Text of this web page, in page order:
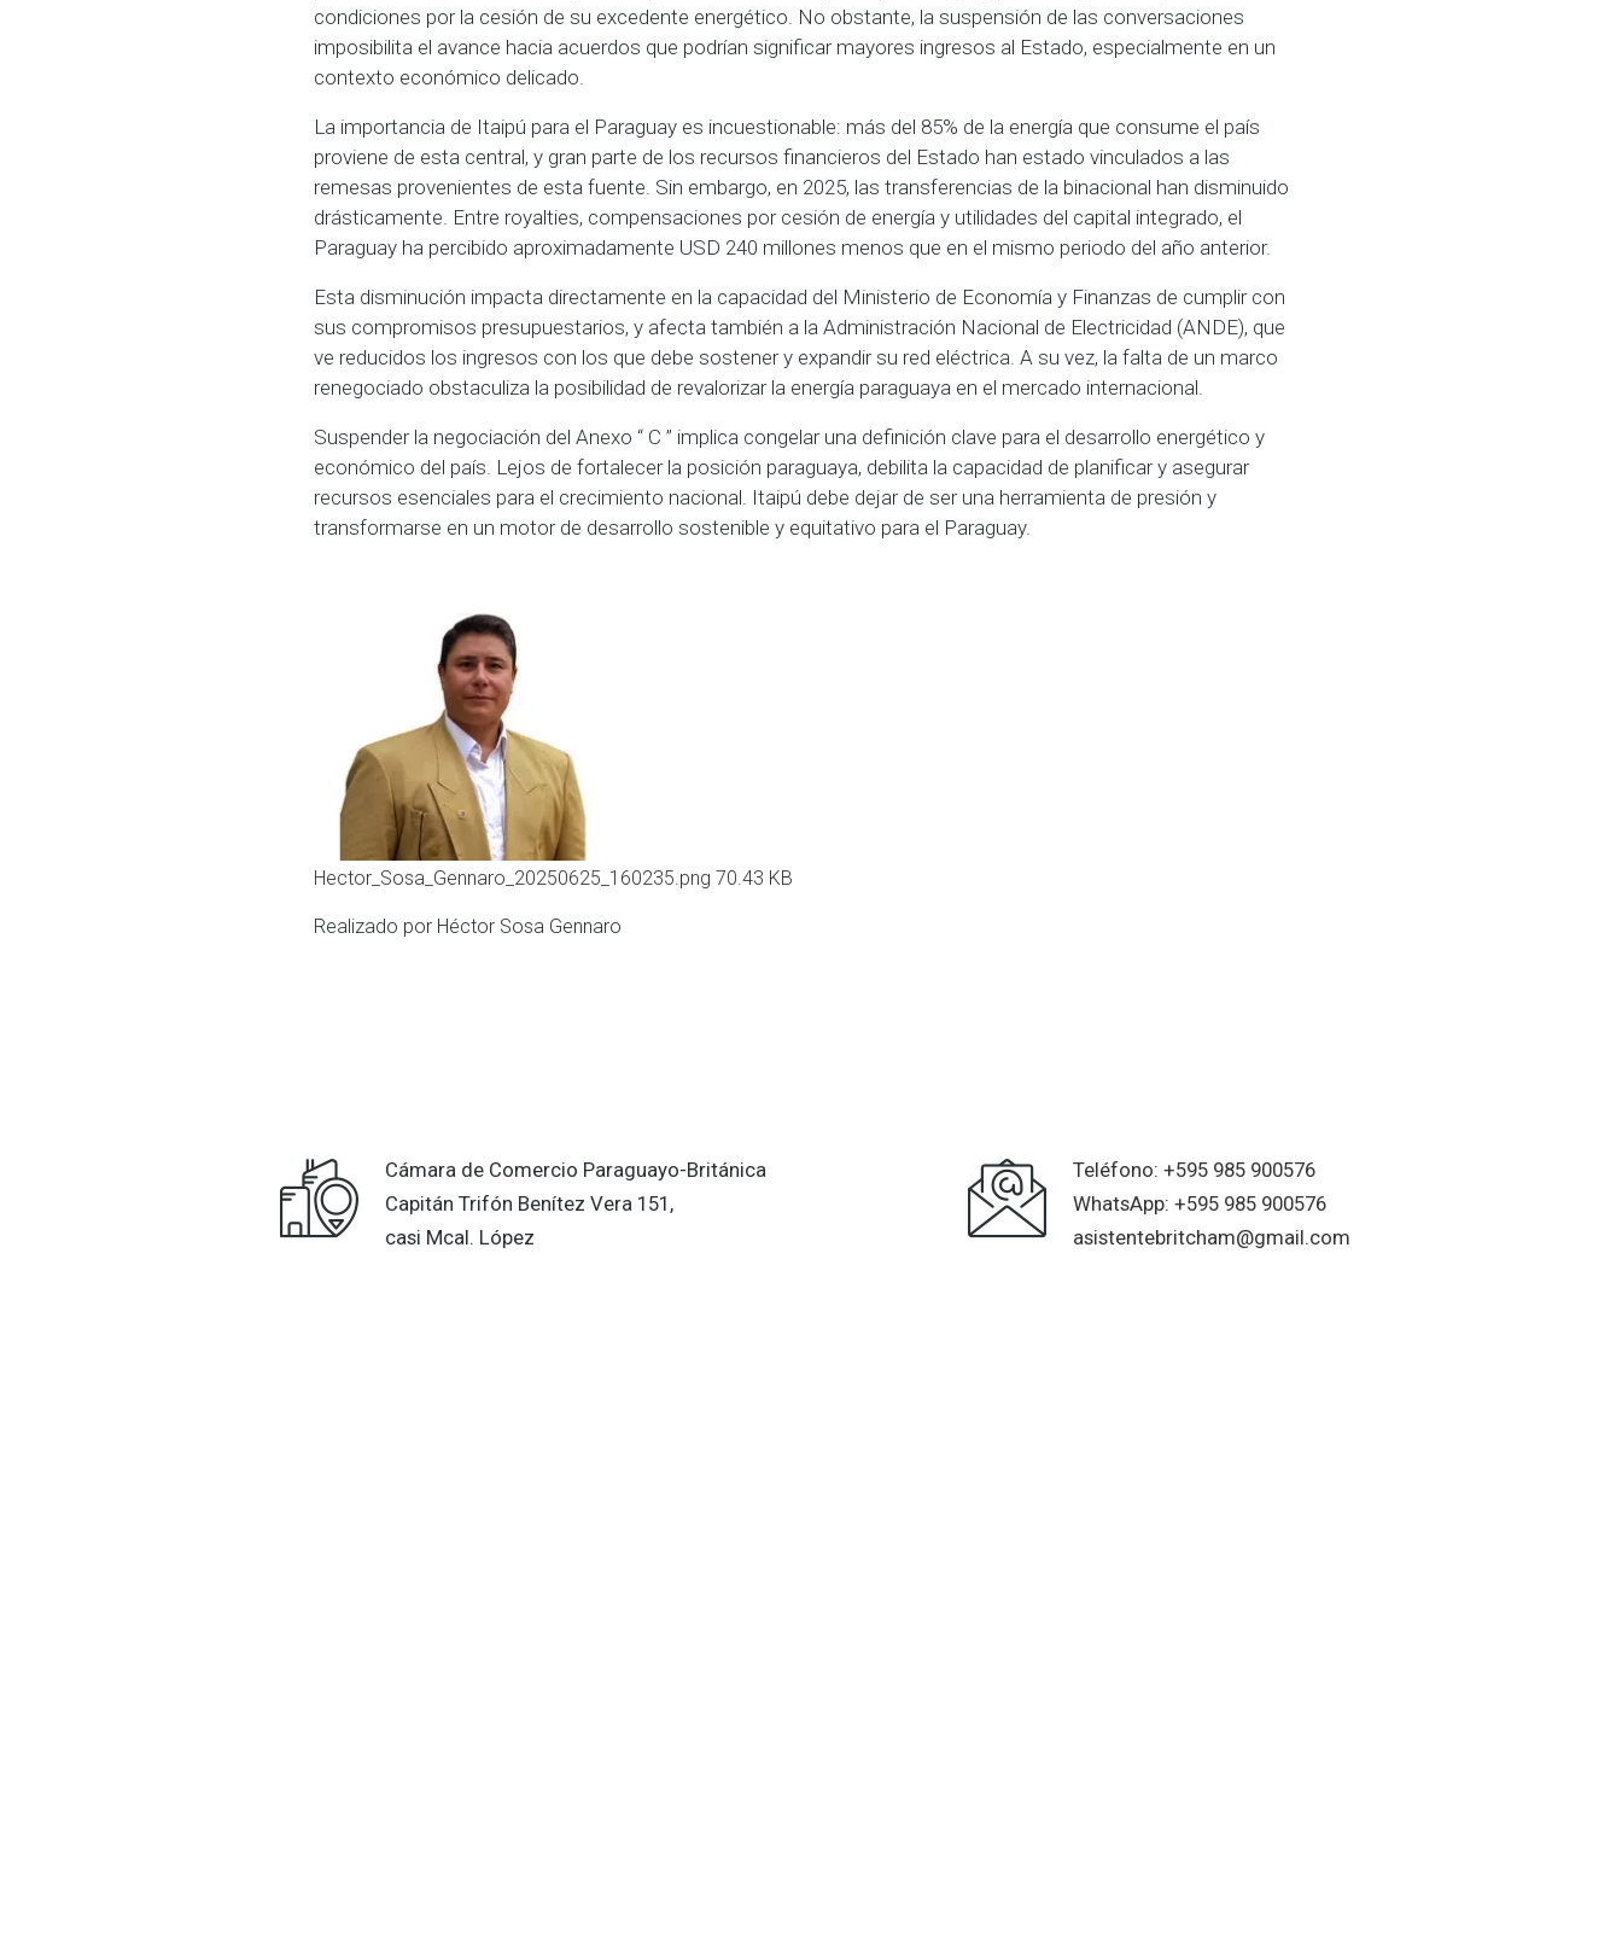
condiciones por la cesión de su excedente energético. No obstante, la suspensión de las conversaciones
imposibilita el avance hacia acuerdos que podrían significar mayores ingresos al Estado, especialmente en un
contexto económico delicado.
La importancia de Itaipú para el Paraguay es incuestionable: más del 85% de la energía que consume el país
proviene de esta central, y gran parte de los recursos financieros del Estado han estado vinculados a las
remesas provenientes de esta fuente. Sin embargo, en 2025, las transferencias de la binacional han disminuido
drásticamente. Entre royalties, compensaciones por cesión de energía y utilidades del capital integrado, el
Paraguay ha percibido aproximadamente USD 240 millones menos que en el mismo periodo del año anterior.
Esta disminución impacta directamente en la capacidad del Ministerio de Economía y Finanzas de cumplir con
sus compromisos presupuestarios, y afecta también a la Administración Nacional de Electricidad (ANDE), que
ve reducidos los ingresos con los que debe sostener y expandir su red eléctrica. A su vez, la falta de un marco
renegociado obstaculiza la posibilidad de revalorizar la energía paraguaya en el mercado internacional.
Suspender la negociación del Anexo “ C ” implica congelar una definición clave para el desarrollo energético y
económico del país. Lejos de fortalecer la posición paraguaya, debilita la capacidad de planificar y asegurar
recursos esenciales para el crecimiento nacional. Itaipú debe dejar de ser una herramienta de presión y
transformarse en un motor de desarrollo sostenible y equitativo para el Paraguay.
Hector_Sosa_Gennaro_20250625_160235.png 70.43 KB
Realizado por Héctor Sosa Gennaro
Cámara de Comercio Paraguayo-Británica
Capitán Trifón Benítez Vera 151,
casi Mcal. López
Teléfono: +595 985 900576
WhatsApp: +595 985 900576
asistentebritcham@gmail.com